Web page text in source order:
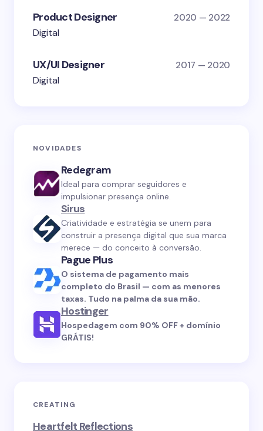
Product Designer 2020 — 2022
Digital
UX/UI Designer 2017 — 2020
Digital
NOVIDADES
Redegram
Ideal para comprar seguidores e
impulsionar presença online.
Sirus
Criatividade e estratégia se unem para
construir a presença digital que sua marca
merece — do conceito à conversão.
Pague Plus
O sistema de pagamento mais
completo do Brasil — com as menores
taxas. Tudo na palma da sua mão.
Hostinger
Hospedagem com 90% OFF + domínio
GRÁTIS!
CREATING
Heartfelt Reflections